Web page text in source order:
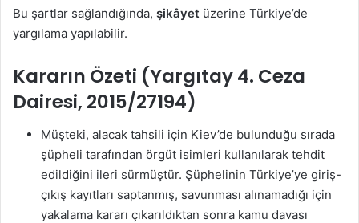
Bu şartlar sağlandığında, şikâyet üzerine Türkiye’de
yargılama yapılabilir.
Kararın Özeti (Yargıtay 4. Ceza
Dairesi, 2015/27194)
Müşteki, alacak tahsili için Kiev’de bulunduğu sırada
şüpheli tarafından örgüt isimleri kullanılarak tehdit
edildiğini ileri sürmüştür. Şüphelinin Türkiye’ye giriş-
çıkış kayıtları saptanmış, savunması alınamadığı için
yakalama kararı çıkarıldıktan sonra kamu davası